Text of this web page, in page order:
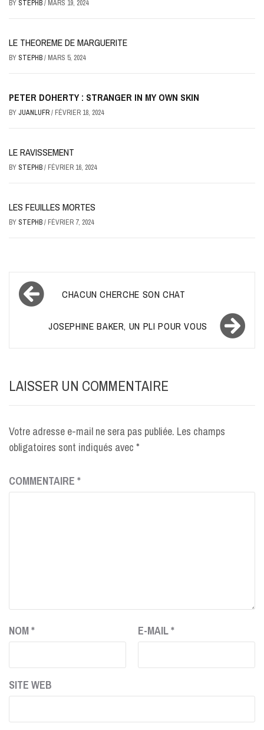
BY STEPHB/ MARS 19, 2024
LE THEOREME DE MARGUERITE
BY STEPHB/ MARS 5, 2024
PETER DOHERTY : STRANGER IN MY OWN SKIN
BY JUANLUFR/ FÉVRIER 18, 2024
LE RAVISSEMENT
BY STEPHB/ FÉVRIER 16, 2024
LES FEUILLES MORTES
BY STEPHB/ FÉVRIER 7, 2024
Navigation
de
l’article
CHACUN CHERCHE SON CHAT
JOSEPHINE BAKER, UN PLI POUR VOUS
LAISSER UN COMMENTAIRE
Votre adresse e-mail ne sera pas publiée. Les champs
obligatoires sont indiqués avec *
COMMENTAIRE *
NOM* E-MAIL*
SITE WEB